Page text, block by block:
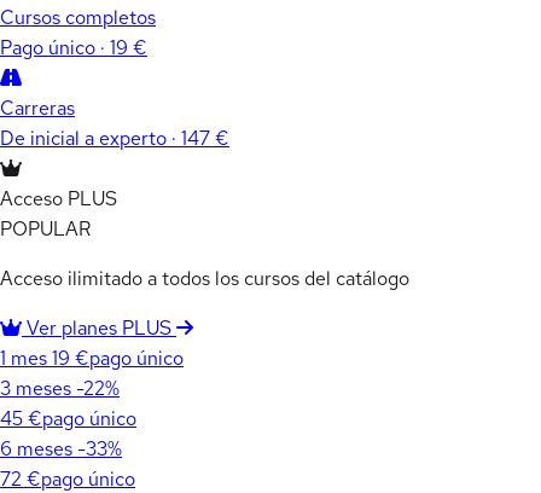
Cursos completos
Pago único · 19 €
Carreras
De inicial a experto · 147 €
Acceso PLUS
POPULAR
Acceso ilimitado a todos los cursos del catálogo
Ver planes PLUS
1 mes19 €pago único
3 meses -22%
45 €pago único
6 meses -33%
72 €pago único